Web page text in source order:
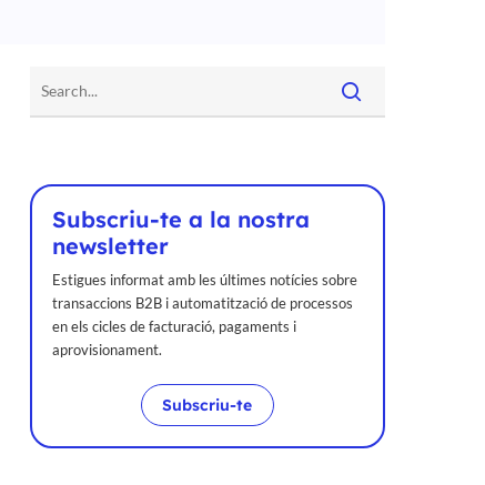
Subscriu-te a la nostra
newsletter
Estigues informat amb les últimes notícies sobre
transaccions B2B i automatització de processos
en els cicles de facturació, pagaments i
aprovisionament.
Subscriu-te